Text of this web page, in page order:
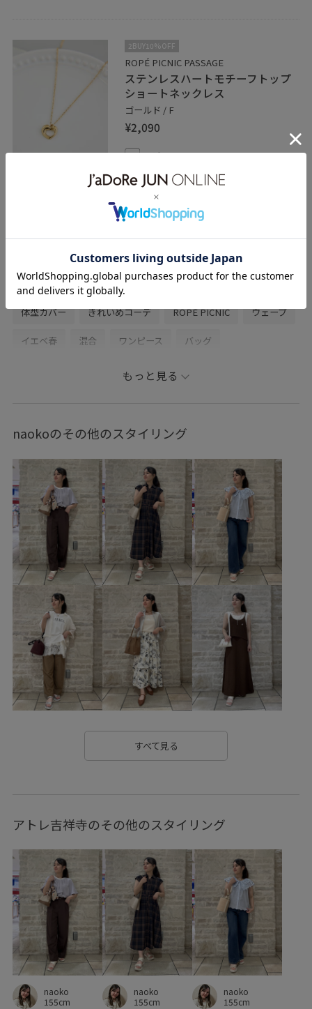
2BUY10%OFF
ROPÉ PICNIC PASSAGE
ステンレスハートモチーフトップ
ショートネックレス
ゴールド / F
¥2,090
レビュー
大人かわいいハートモチーフ♪
細身のチェーンが華奢見えします。
初夏コーデ 夏コーデ デートコーデ
お出かけコーデ 旅行コーデ 女子会コーデ
体型カバー きれいめコーデ ROPÉ PICNIC ウェーブ
イエベ春 混合 ワンピース バッグ
シューズ パンプス
26mother'sday 26SS10
2WAYで使える onepiece_pickup
RP26SS_goods Tシャツ Vネック Wshoes_pickup
きちんと感 きれいに見える きれいめ ふんわり
ウエストがゴム オフィス オフィスカジュアル
カジュアル キャッチー コントラスト ゴム仕様
サンダル ショート丈 シンプル ジャケット
スウェット スカート スカーフ スッキリ
セットアップ タック チェーン デイリーで活躍
デコルテがきれい トップス トレンド ドライ
バイカラー バランスが良い
ブラウス ミニマル ミュール メッシュ
メッシュ素材 モノトーン リブニット ワイドパンツ
ワントーンコーデ 切り替え 取り外し可能
大人可愛い 女性らしさ 差し色 布帛 快適
快適なはき心地 抜け感 日傘 楽な着心地
着心地が良い 知的 程よい厚み 立体感
素肌に優しい 耐久性 華やか 落ち着いた色
もっと見る
naokoのその他のスタイリング
すべて見る
アトレ吉祥寺のその他のスタイリング
naoko
155cm
naoko
155cm
naoko
155cm